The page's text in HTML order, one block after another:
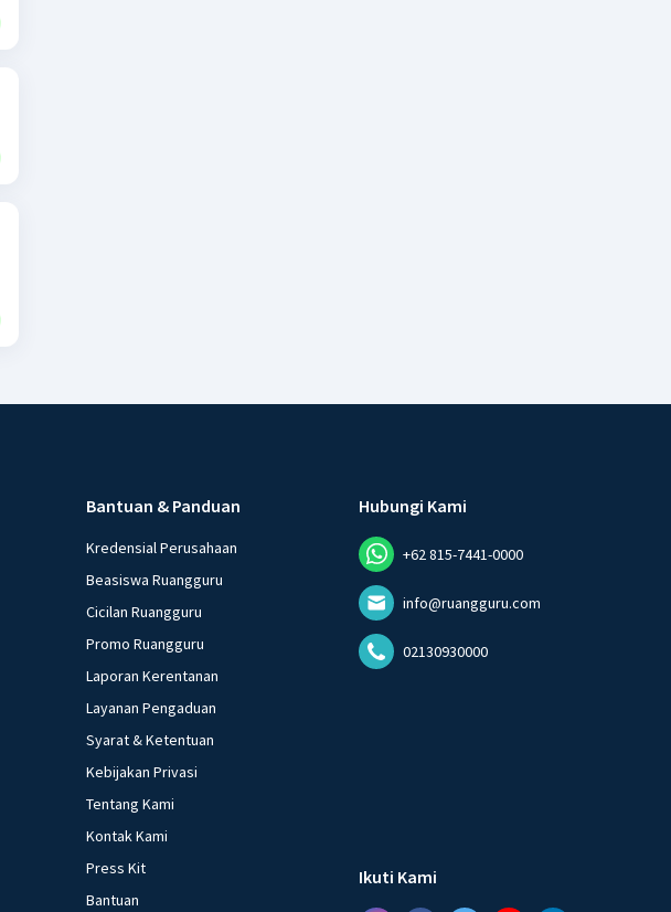
Bantuan & Panduan
Kredensial Perusahaan
Beasiswa Ruangguru
Cicilan Ruangguru
Promo Ruangguru
Laporan Kerentanan
Layanan Pengaduan
Syarat & Ketentuan
Kebijakan Privasi
Tentang Kami
Kontak Kami
Press Kit
Bantuan
Hubungi Kami
+62 815-7441-0000
info@ruangguru.com
02130930000
Ikuti Kami